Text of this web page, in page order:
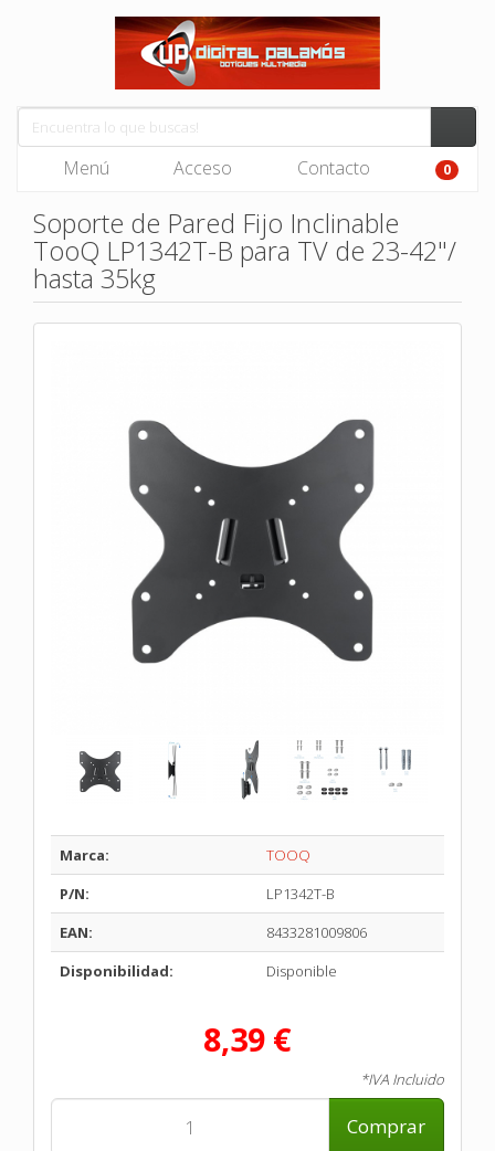
Menú Acceso Contacto 0
Soporte de Pared Fijo Inclinable
TooQ LP1342T-B para TV de 23-42"/
hasta 35kg
Marca:
TOOQ
P/N:
LP1342T-B
EAN:
8433281009806
Disponibilidad:
Disponible
8,39 €
*IVA Incluido
Comprar